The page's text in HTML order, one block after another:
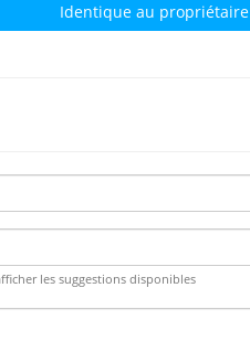
Identique au propriétaire
les suggestions disponibles